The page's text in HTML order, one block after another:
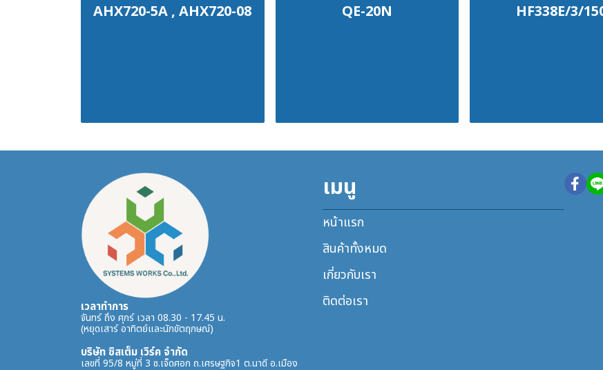
AHX720-5A , AHX720-08 QE-20N HF338E/3/
เวลาทำการ
จันทร์ ถึง ศุกร์ เวลา 08.30 - 17.45 น.
(หยุดเสาร์ อาทิตย์และนักขัตฤกษณ์)
บริษัท ซิสเต็ม เวิร์ค จำกัด
เลขที่ 95/8 หมู่ที่ 3 ซ.เจ็ดศอก ถ.เศรษฐกิจ1 ต.นาดี อ.เมือง
เมนู
หน้าแรก
สินค้าทั้งหมด
เกี่ยวกับเรา
ติดต่อเรา